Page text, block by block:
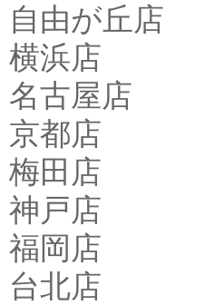
自由が丘店
横浜店
名古屋店
京都店
梅田店
神戸店
福岡店
台北店